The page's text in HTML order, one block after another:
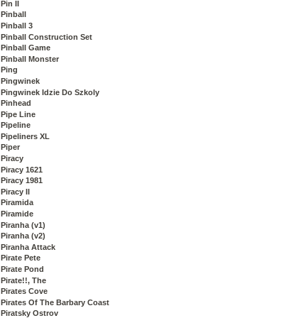
Pin II
Pinball
Pinball 3
Pinball Construction Set
Pinball Game
Pinball Monster
Ping
Pingwinek
Pingwinek Idzie Do Szkoly
Pinhead
Pipe Line
Pipeline
Pipeliners XL
Piper
Piracy
Piracy 1621
Piracy 1981
Piracy II
Piramida
Piramide
Piranha (v1)
Piranha (v2)
Piranha Attack
Pirate Pete
Pirate Pond
Pirate!!, The
Pirates Cove
Pirates Of The Barbary Coast
Piratsky Ostrov